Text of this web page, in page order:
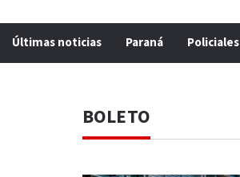
Últimas noticias Paraná Policiales
BOLETO